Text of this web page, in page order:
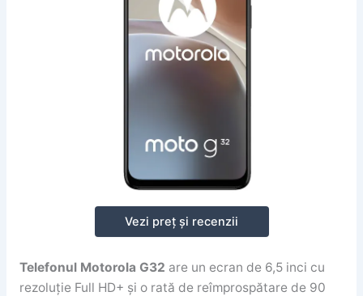
Vezi preț și recenzii
Telefonul Motorola G32 are un ecran de 6,5 inci cu
rezoluție Full HD+ și o rată de reîmprospătare de 90